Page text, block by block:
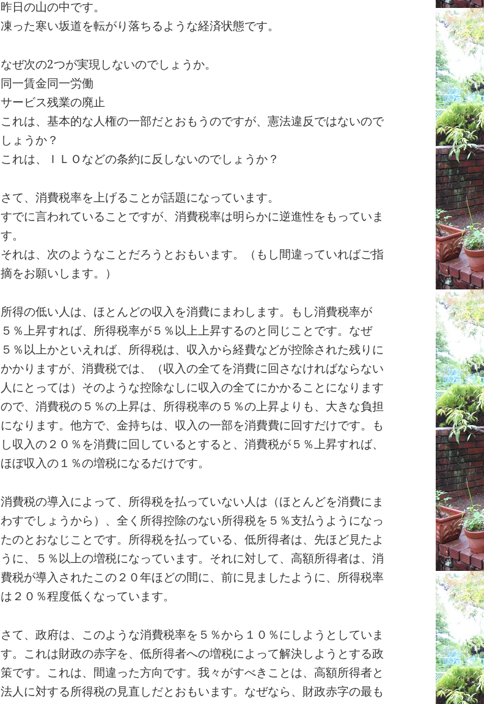
昨日の山の中です。
凍った寒い坂道を転がり落ちるような経済状態です。
なぜ次の2つが実現しないのでしょうか。
同一賃金同一労働
サービス残業の廃止
これは、基本的な人権の一部だとおもうのですが、憲法違反ではないので
しょうか？
これは、ＩＬＯなどの条約に反しないのでしょうか？
さて、消費税率を上げることが話題になっています。
すでに言われていることですが、消費税率は明らかに逆進性をもっていま
す。
それは、次のようなことだろうとおもいます。（もし間違っていればご指
摘をお願いします。）
所得の低い人は、ほとんどの収入を消費にまわします。もし消費税率が
５％上昇すれば、所得税率が５％以上上昇するのと同じことです。なぜ
５％以上かといえれば、所得税は、収入から経費などが控除された残りに
かかりますが、消費税では、（収入の全てを消費に回さなければならない
人にとっては）そのような控除なしに収入の全てにかかることになります
ので、消費税の５％の上昇は、所得税率の５％の上昇よりも、大きな負担
になります。他方で、金持ちは、収入の一部を消費費に回すだけです。も
し収入の２０％を消費に回しているとすると、消費税が５％上昇すれば、
ほぼ収入の１％の増税になるだけです。
消費税の導入によって、所得税を払っていない人は（ほとんどを消費にま
わすでしょうから）、全く所得控除のない所得税を５％支払うようになっ
たのとおなじことです。所得税を払っている、低所得者は、先ほど見たよ
うに、５％以上の増税になっています。それに対して、高額所得者は、消
費税が導入されたこの２０年ほどの間に、前に見ましたように、所得税率
は２０％程度低くなっています。
さて、政府は、このような消費税率を５％から１０％にしようとしていま
す。これは財政の赤字を、低所得者への増税によって解決しようとする政
策です。これは、間違った方向です。我々がすべきことは、高額所得者と
法人に対する所得税の見直しだとおもいます。なぜなら、財政赤字の最も